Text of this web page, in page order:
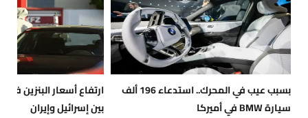
بسبب عيب في المحرك.. استدعاء 196 ألف
سيارة BMW في أميركا
ارتفاع أسعار البنزين في
بين إسرائيل وإيران